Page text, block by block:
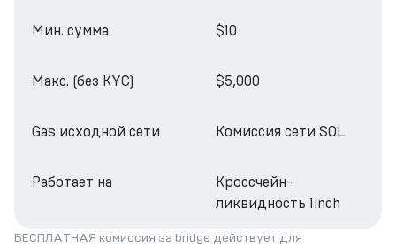
Мин. сумма $10
Макс. (без KYC) $5,000
Gas исходной сети Комиссия сети SOL
Работает на
Кроссчейн-
ликвидность 1inch
БЕСПЛАТНАЯ комиссия за bridge действует для